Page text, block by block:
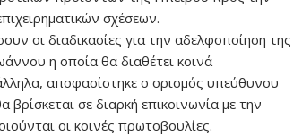
σχέσεων.
οι διαδικασίες για την αδελφοποίηση της
η οποία θα διαθέτει κοινά
αποφασίστηκε ο ορισμός υπεύθυνου
σε διαρκή επικοινωνία με την
οι κοινές πρωτοβουλίες.